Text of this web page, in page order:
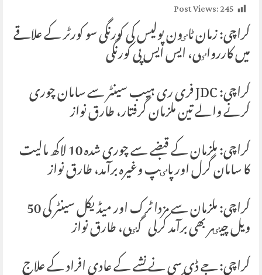
Post Views:245
کراچی: زمان ٹاٸون پولیس کی کورنگی سو کورٹر کے علاقے
میں کاررواٸی، ایس ایس پی کورنگی
کراچی: JDC فری ری ہیب سینٹر سے سامان چوری
کرنے والے تین ملزمان گرفتار، طارق نواز
کراچی: ملزمان کے قبضے سے چوری شدہ 10 لاکھ مالیتکا سامان گرل اور پاٸپ وغیرہ برآمد، طارق نواز
کراچی: ملزمان سے مزدا ٹرک اور میڈیکل سینٹر کی 50
ویل چیٸر بھی برآمد کرلی گٸی، طارق نواز